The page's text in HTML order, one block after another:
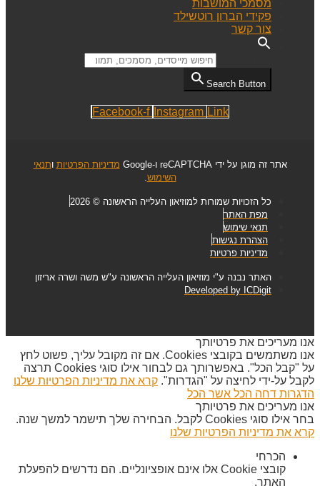
מסמכי המושבות
פקידי הברון רוטשילד
צור קשר
Search Button
Facebook-f Instagram Link
אתר זה מוגן על ידי reCAPTCHA ו-Google מדיניות הפרטיות ותנאי
השימוש
כל הזכויות שמורות למוזיאון העלייה הראשונה © 2026
מפת האתר
תנאי שימוש
הצהרת נגישות
מדיניות פרטיות
האתר נבנה ע"י מוזיאון העלייה הראשונה ע"ש משה ושרה אריזון
Developed by ICDigit
אנו מעריכים את פרטיותך
אנו משתמשים בקובצי Cookies. אם זה מקובל עליך, פשוט לחץ
על "קבל הכל". באפשרותך גם לבחור אילו סוגי Cookies תרצה
לקבל על-ידי לחיצה על "הגדרות". קרא את מדיניות הפרטיות שלנו
הדגרות דחה הכל אשר הכל
אנו מעריכים את פרטיותך
בחר אילו סוגי Cookies לקבל. הבחירה שלך תישמר למשך שנה.
קרא את מדיניות הפרטיות שלנו
הכרחי
קובצי Cookie אלו אינם אופציונליים. הם נדרשים להפעלת
האתר.